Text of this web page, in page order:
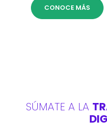
CONOCE MÁS
SÚMATE A LA